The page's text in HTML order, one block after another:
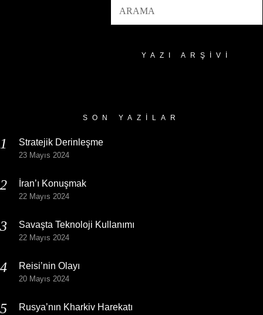
YAZI ARŞIVI
SON YAZILAR
Stratejik Derinleşme
23 Mayıs 2024
İran’ı Konuşmak
22 Mayıs 2024
Savaşta Teknoloji Kullanımı
22 Mayıs 2024
Reisi’nin Olayı
20 Mayıs 2024
Rusya’nın Kharkiv Harekatı